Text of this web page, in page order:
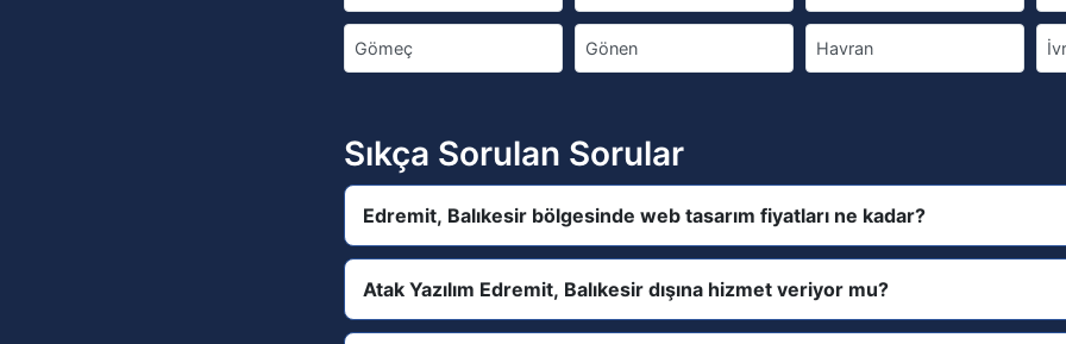
Gömeç Gönen Havran
Sıkça Sorulan Sorular
Edremit, Balıkesir bölgesinde web tasarım fiyatları ne kadar?
Atak Yazılım Edremit, Balıkesir dışına hizmet veriyor mu?